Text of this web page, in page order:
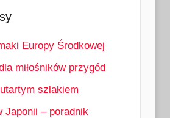
Europy Środkowej
miłośników przygód
szlakiem
Japonii – poradnik